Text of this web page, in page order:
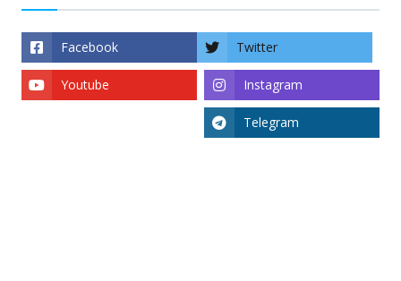
Facebook Twitter
Instagram
Youtube
Telegram